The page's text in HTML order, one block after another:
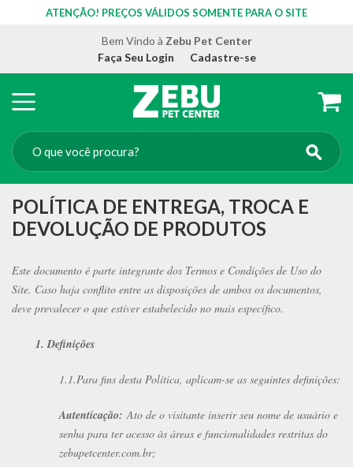
ATENÇÃO! PREÇOS VÁLIDOS SOMENTE PARA O SITE
Bem Vindo à Zebu Pet Center
Faça Seu Login
Cadastre-se
POLÍTICA DE ENTREGA, TROCA E
DEVOLUÇÃO DE PRODUTOS
Este documento é parte integrante dos Termos e Condições de Uso do
Site. Caso haja conflito entre as disposições de ambos os documentos,
deve prevalecer o que estiver estabelecido no mais específico.
1. Definições
1.1.Para fins desta Política, aplicam-se as seguintes definições:
Autenticação: Ato de o visitante inserir seu nome de usuário e
senha para ter acesso às áreas e funcionalidades restritas do
zebupetcenter.com.br;